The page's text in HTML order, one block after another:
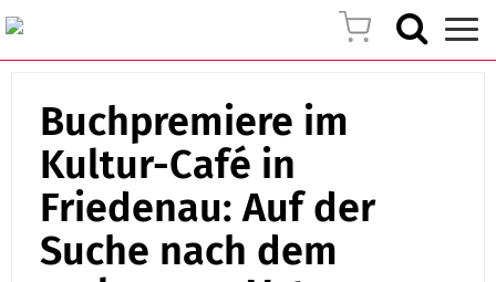
Buchpremiere im
Kultur-Café in
Friedenau: Auf der
Suche nach dem